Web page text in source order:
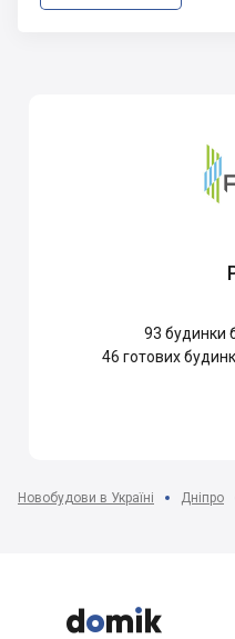
93 будинки
46 готових
Новобудови в Україні Дніпро


